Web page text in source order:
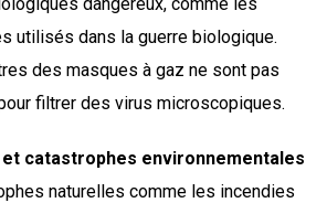
utilisés dans la guerre biologique.
des masques à gaz ne sont pas
filtrer des virus microscopiques.
et catastrophes environnementales
naturelles comme les incendies